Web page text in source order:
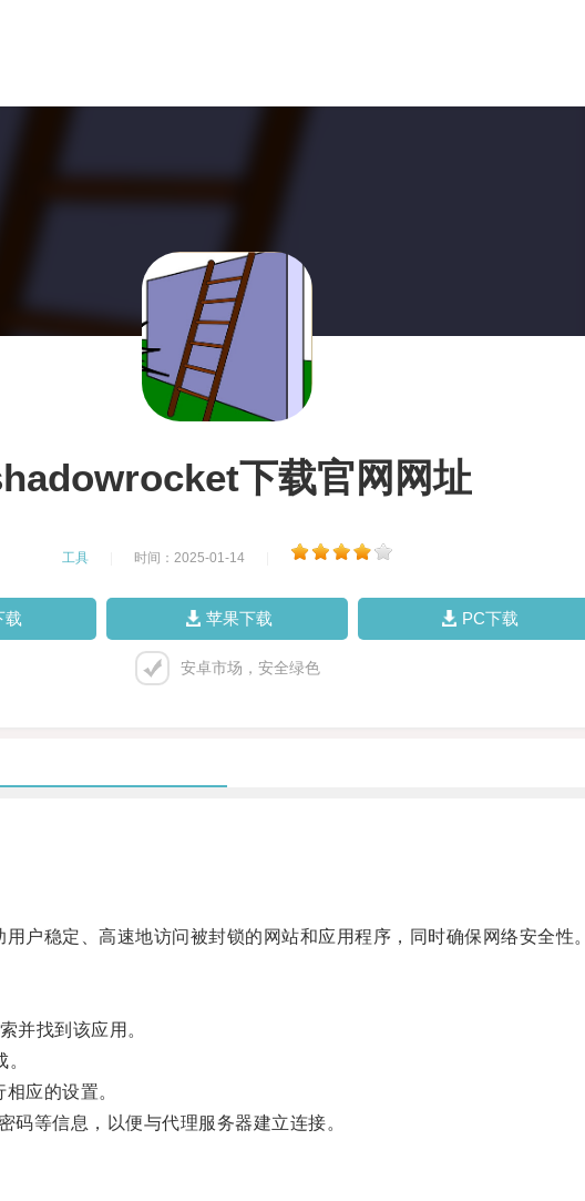
下载官网网址
工具 时间：2025-01-14
载 苹果下载 PC下载
安卓市场，安全绿色
稳定、高速地访问被封锁的网站和应用程序，同时确保网络安全性。
找到该应用。
应的设置。
等信息，以便与代理服务器建立连接。